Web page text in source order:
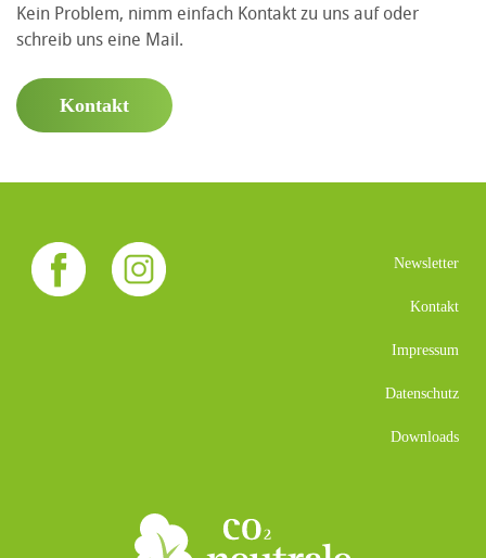
Kein Problem, nimm einfach Kontakt zu uns auf oder
schreib uns eine Mail.
Kontakt
Newsletter
Kontakt
Impressum
Datenschutz
Downloads